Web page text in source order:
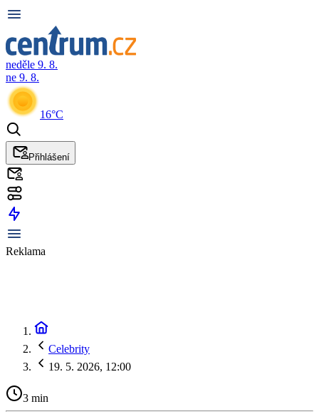
neděle 9. 8.
ne 9. 8.
16°C
Přihlášení
Reklama
Celebrity
19. 5. 2026, 12:00
3 min